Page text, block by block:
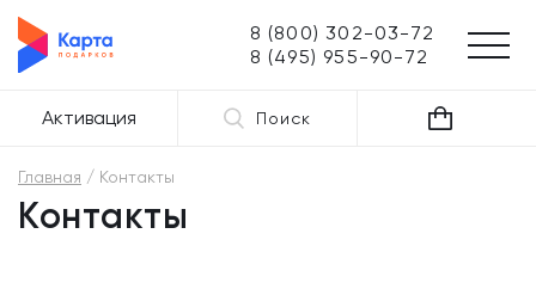
8 (800) 302-03-72
8 (495) 955-90-72
Активация Поиск
Главная Контакты
Контакты